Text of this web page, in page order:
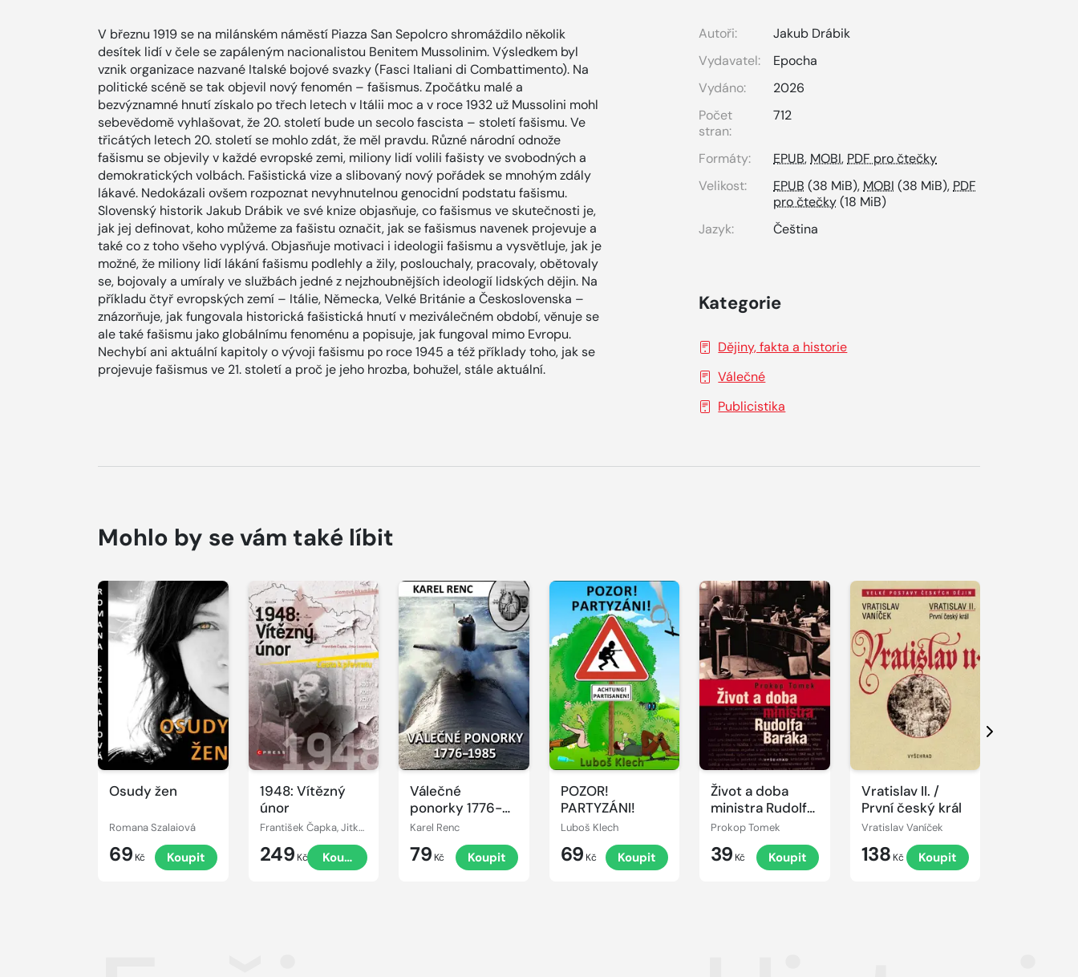
V březnu 1919 se na milánském náměstí Piazza San Sepolcro shromáždilo několik
desítek lidí v čele se zapáleným nacionalistou Benitem Mussolinim. Výsledkem byl
vznik organizace nazvané Italské bojové svazky (Fasci Italiani di Combattimento). Na
politické scéně se tak objevil nový fenomén – fašismus. Zpočátku malé a
bezvýznamné hnutí získalo po třech letech v Itálii moc a v roce 1932 už Mussolini mohl
sebevědomě vyhlašovat, že 20. století bude un secolo fascista – století fašismu. Ve
třicátých letech 20. století se mohlo zdát, že měl pravdu. Různé národní odnože
fašismu se objevily v každé evropské zemi, miliony lidí volili fašisty ve svobodných a
demokratických volbách. Fašistická vize a slibovaný nový pořádek se mnohým zdály
lákavé. Nedokázali ovšem rozpoznat nevyhnutelnou genocidní podstatu fašismu.
Slovenský historik Jakub Drábik ve své knize objasňuje, co fašismus ve skutečnosti je,
jak jej definovat, koho můžeme za fašistu označit, jak se fašismus navenek projevuje a
také co z toho všeho vyplývá. Objasňuje motivaci i ideologii fašismu a vysvětluje, jak je
možné, že miliony lidí lákání fašismu podlehly a žily, poslouchaly, pracovaly, obětovaly
se, bojovaly a umíraly ve službách jedné z nejzhoubnějších ideologií lidských dějin. Na
příkladu čtyř evropských zemí – Itálie, Německa, Velké Británie a Československa –
znázorňuje, jak fungovala historická fašistická hnutí v meziválečném období, věnuje se
ale také fašismu jako globálnímu fenoménu a popisuje, jak fungoval mimo Evropu.
Nechybí ani aktuální kapitoly o vývoji fašismu po roce 1945 a též příklady toho, jak se
projevuje fašismus ve 21. století a proč je jeho hrozba, bohužel, stále aktuální.
Autoři:
Jakub Drábik
Vydavatel:
Epocha
Vydáno:
2026
Počet
stran:
712
Formáty: EPUB, MOBI, PDF pro čtečky
Velikost:
EPUB (38 MiB), MOBI (38 MiB), PDF
pro čtečky(18 MiB)
Jazyk:
Čeština
Kategorie
Dějiny, fakta a historie
Válečné
Publicistika
Mohlo by se vám také líbit
Osudy žen
Romana Szalaiová
69 Kč Koupit
1948: Vítězný
únor
František Čapka, Jitka Lunerová
249 Kč Koupit
Válečné
ponorky 1776-
1985
Karel Renc
79 Kč Koupit
POZOR!
PARTYZÁNI!
Luboš Klech
69 Kč Koupit
Život a doba
ministra Rudolfa
Baráka
Prokop Tomek
39 Kč Koupit
Vratislav II. /
První český král
Vratislav Vaníček
138 Kč Koupit
Další